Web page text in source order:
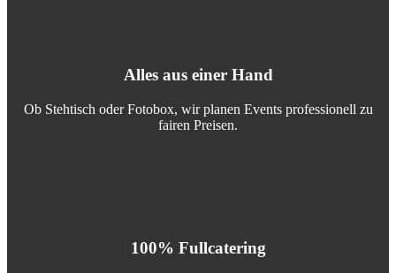
Alles aus einer Hand
Ob Stehtisch oder Fotobox, wir planen Events professionell zu
fairen Preisen.
100% Fullcatering